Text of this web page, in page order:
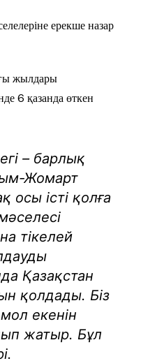
ерекше назар
жылдары
6 қазанда өткен
– барлық
Жомарт
осы істі қолға
тікелей
Қазақстан
қолдады. Біз
екенін
жатыр. Бұл